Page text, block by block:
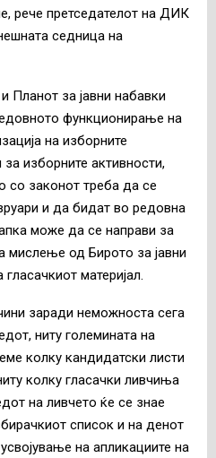
рече претседателот на ДИК
седница на
Планот за јавни набавки
функционирање на
на изборните
изборните активности,
со законот треба да се
и да бидат во редовна
може да се направи за
мислење од Бирото за јавни
материјал.
заради неможноста сега
ниту големината на
колку кандидатски листи
колку гласачки ливчиња
на ливчето ќе се знае
список и на денот
на апликациите на